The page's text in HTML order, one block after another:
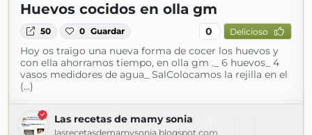
Huevos cocidos en olla gm
50 0 Guardar 0 Delicioso
Hoy os traigo una nueva forma de cocer los huevos y
con ella ahorramos tiempo, en olla gm ._ 6 huevos_ 4
vasos medidores de agua_ SalColocamos la rejilla en el
(...)
Las recetas de mamy sonia
lasrecetasdemamysonia.blogspot.com